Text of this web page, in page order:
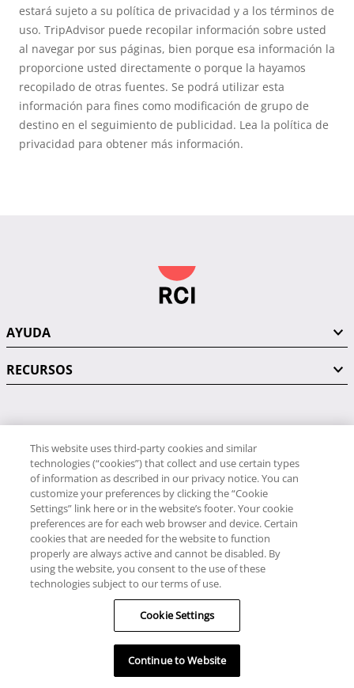
estará sujeto a su política de privacidad y a los términos de
uso. TripAdvisor puede recopilar información sobre usted
al navegar por sus páginas, bien porque esa información la
proporcione usted directamente o porque la hayamos
recopilado de otras fuentes. Se podrá utilizar esta
información para fines como modificación de grupo de
destino en el seguimiento de publicidad. Lea la política de
privacidad para obtener más información.
AYUDA
RECURSOS
PÓNGASE EN CONTACTO CON NOSOTROS
RCI
34 91 406 9058
RCI Travel
34 91 406 9059
© RCI, LLC. Todos los derechos reservados.
This website uses third-party cookies and similar
technologies (“cookies”) that collect and use certain types
of information as described in our privacy notice. You can
customize your preferences by clicking the “Cookie
Settings” link here or in the website’s footer. Your cookie
preferences are for each web browser and device. Certain
cookies that are needed for the website to function
properly are always active and cannot be disabled. By
using the website, you consent to the use of these
technologies subject to our terms of use.
Cookie Settings
Continue to Website